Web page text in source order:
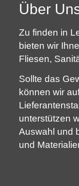
Über
Zu finden in
bieten wir
Fliesen,
Sollte das
können wir
unterstützen
Auswahl und
und